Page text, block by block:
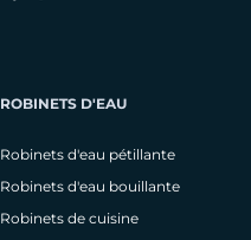
ROBINETS D'EAU
Robinets d'eau pétillante
Robinets d'eau bouillante
Robinets de cuisine